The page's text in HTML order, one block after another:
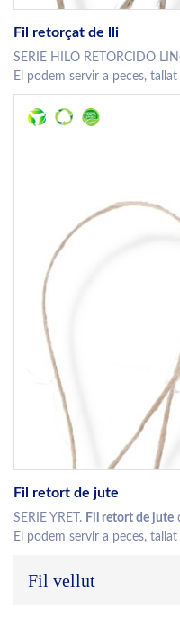
Fil retorçat de lli
SERIE HILO RETORCIDO
El podem servir a peces,
Fil retort de jute
SERIE YRET. Fil retort de jute
El podem servir a peces, tallat
Fil vellut